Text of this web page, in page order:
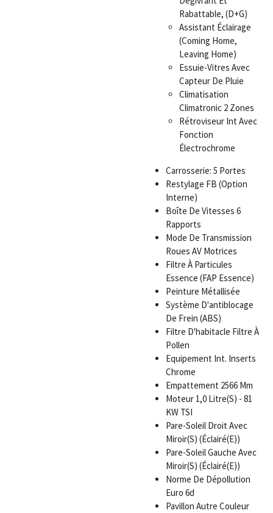
Rabattable, (D+G)
Assistant Éclairage
(Coming Home,
Leaving Home)
Essuie-Vitres Avec
Capteur De Pluie
Climatisation
Climatronic 2 Zones
Rétroviseur Int Avec
Fonction
Électrochrome
Carrosserie: 5 Portes
Restylage FB (Option
Interne)
Boîte De Vitesses 6
Rapports
Mode De Transmission
Roues AV Motrices
Filtre À Particules
Essence (FAP Essence)
Peinture Métallisée
Système D'antiblocage
De Frein (ABS)
Filtre D'habitacle Filtre À
Pollen
Equipement Int. Inserts
Chrome
Empattement 2566 Mm
Moteur 1,0 Litre(S) - 81
KW TSI
Pare-Soleil Droit Avec
Miroir(S) (Éclairé(E))
Pare-Soleil Gauche Avec
Miroir(S) (Éclairé(E))
Norme De Dépollution
Euro 6d
Pavillon Autre Couleur